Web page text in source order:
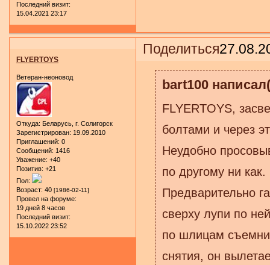
Последний визит:
15.04.2021 23:17
Поделиться
FLYERTOYS
Ветеран-неоновод
Откуда: Беларусь, г. Солигорск
Зарегистрирован: 19.09.2010
Приглашений: 0
Сообщений: 1416
Уважение: +40
Позитив: +21
Пол:
Возраст: 40 [1986-02-11]
Провел на форуме:
19 дней 8 часов
Последний визит:
15.10.2022 23:52
bart100
FLYERTOYS,
болтами и через
Неудобно
по другому ни
Предварительно
сверху лупи по
по шлицам
снятия, он